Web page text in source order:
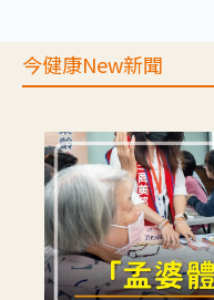
今健康New新聞